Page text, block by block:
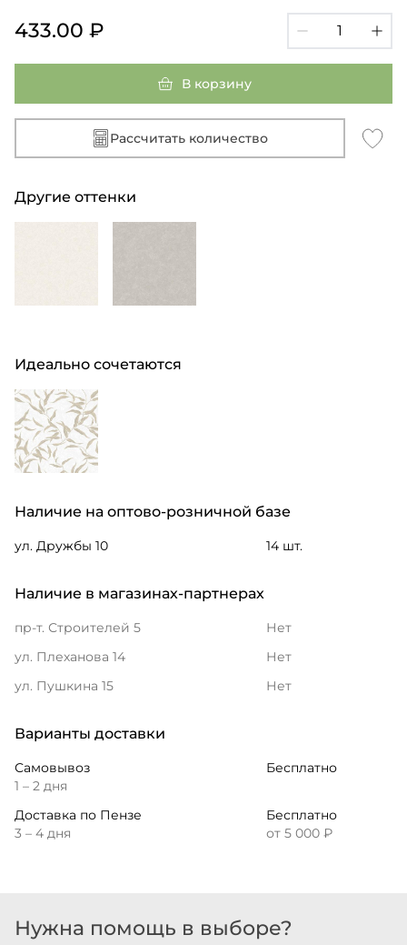
433.00 ₽
В корзину
Рассчитать количество
Другие оттенки
Идеально сочетаются
Наличие на оптово-розничной базе
ул. Дружбы 10 14 шт.
Наличие в магазинах-партнерах
пр-т. Строителей 5
Нет
ул. Плеханова 14
Нет
ул. Пушкина 15
Нет
Варианты доставки
Самовывоз
1 – 2 дня
Бесплатно
Доставка по Пензе
3 – 4 дня
Бесплатно
от 5 000 ₽
Нужна помощь в выборе?